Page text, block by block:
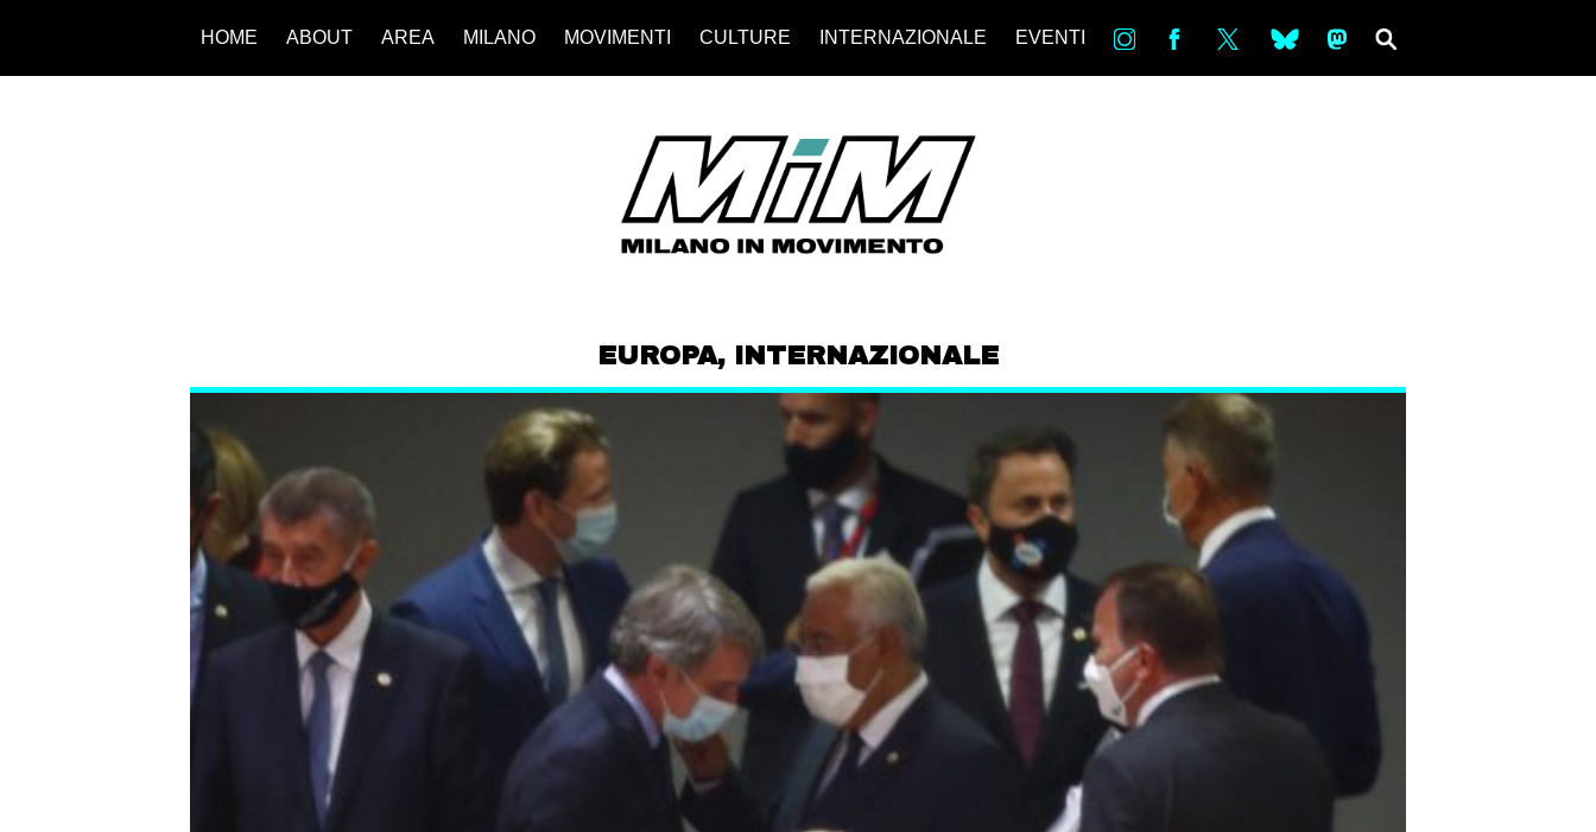
HOME ABOUT AREA MILANO MOVIMENTI CULTURE INTERNAZIONALE EVENTI in bsky ms
EUROPA, INTERNAZIONALE